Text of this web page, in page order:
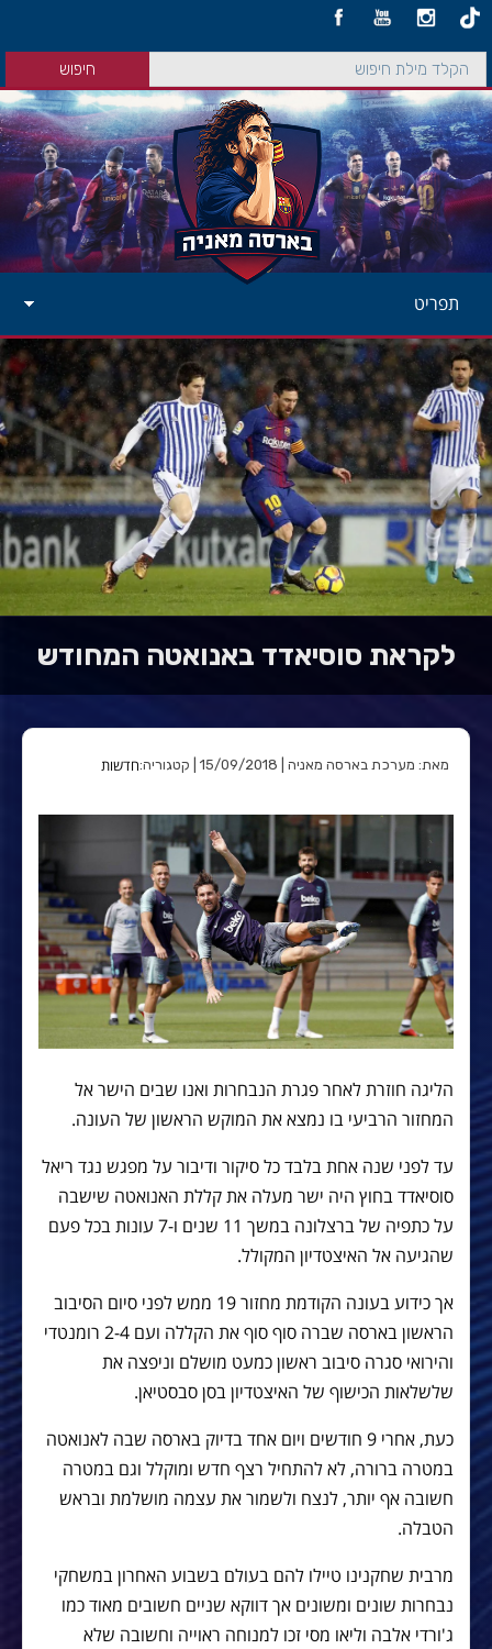
תפריט
לקראת סוסיאדד באנואטה המחודש
מאת: מערכת בארסה מאניה | 15/09/2018 | קטגוריה: חדשות
הליגה חוזרת לאחר פגרת הנבחרות ואנו שבים הישר אל
המחזור הרביעי בו נמצא את המוקש הראשון של העונה.
עד לפני שנה אחת בלבד כל סיקור ודיבור על מפגש נגד ריאל
סוסיאדד בחוץ היה ישר מעלה את קללת האנואטה שישבה
על כתפיה של ברצלונה במשך 11 שנים ו-7 עונות בכל פעם
שהגיעה אל האיצטדיון המקולל.
אך כידוע בעונה הקודמת מחזור 19 ממש לפני סיום הסיבוב
הראשון בארסה שברה סוף סוף את הקללה ועם 2-4 רומנטדי
והירואי סגרה סיבוב ראשון כמעט מושלם וניפצה את
שלשלאות הכישוף של האיצטדיון בסן סבסטיאן.
כעת, אחרי 9 חודשים ויום אחד בדיוק בארסה שבה לאנואטה
במטרה ברורה, לא להתחיל רצף חדש ומוקלל וגם במטרה
חשובה אף יותר, לנצח ולשמור את עצמה מושלמת ובראש
הטבלה.
מרבית שחקנינו טיילו להם בעולם בשבוע האחרון במשחקי
נבחרות שונים ומשונים אך דווקא שניים חשובים מאוד כמו
ג'ורדי אלבה וליאו מסי זכו למנוחה ראוייה וחשובה שלא